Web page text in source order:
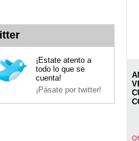
¡Estate atento a
todo lo que se
cuenta!
¡Pásate por twitter!